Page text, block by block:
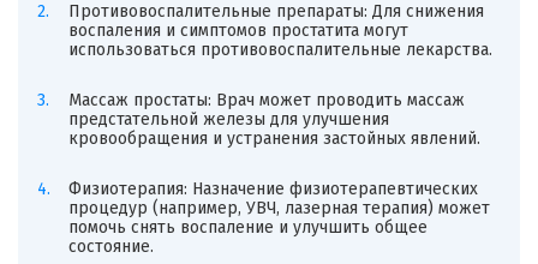
Противовоспалительные препараты: Для снижения
воспаления и симптомов простатита могут
использоваться противовоспалительные лекарства.
Массаж простаты: Врач может проводить массаж
предстательной железы для улучшения
кровообращения и устранения застойных явлений.
Физиотерапия: Назначение физиотерапевтических
процедур (например, УВЧ, лазерная терапия) может
помочь снять воспаление и улучшить общее
состояние.